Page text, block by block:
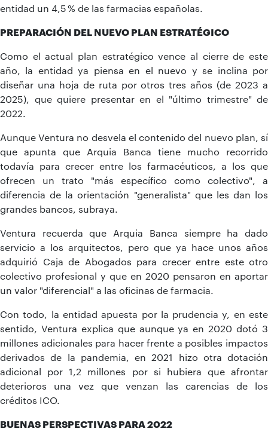
entidad un 4,5 % de las farmacias españolas.
PREPARACIÓN DEL NUEVO PLAN ESTRATÉGICO
Como el actual plan estratégico vence al cierre de este
año, la entidad ya piensa en el nuevo y se inclina por
diseñar una hoja de ruta por otros tres años (de 2023 a
2025), que quiere presentar en el "último trimestre" de
2022.
Aunque Ventura no desvela el contenido del nuevo plan, sí
que apunta que Arquia Banca tiene mucho recorrido
todavía para crecer entre los farmacéuticos, a los que
ofrecen un trato "más específico como colectivo", a
diferencia de la orientación "generalista" que les dan los
grandes bancos, subraya.
Ventura recuerda que Arquia Banca siempre ha dado
servicio a los arquitectos, pero que ya hace unos años
adquirió Caja de Abogados para crecer entre este otro
colectivo profesional y que en 2020 pensaron en aportar
un valor "diferencial" a las oficinas de farmacia.
Con todo, la entidad apuesta por la prudencia y, en este
sentido, Ventura explica que aunque ya en 2020 dotó 3
millones adicionales para hacer frente a posibles impactos
derivados de la pandemia, en 2021 hizo otra dotación
adicional por 1,2 millones por si hubiera que afrontar
deterioros una vez que venzan las carencias de los
créditos ICO.
BUENAS PERSPECTIVAS PARA 2022